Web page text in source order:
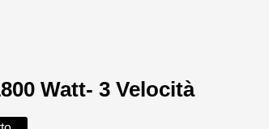
Watt- 3 Velocità